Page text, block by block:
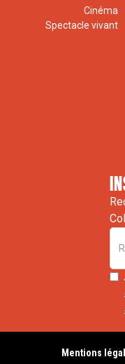
Cinéma
Spectacle vivant
Mentions